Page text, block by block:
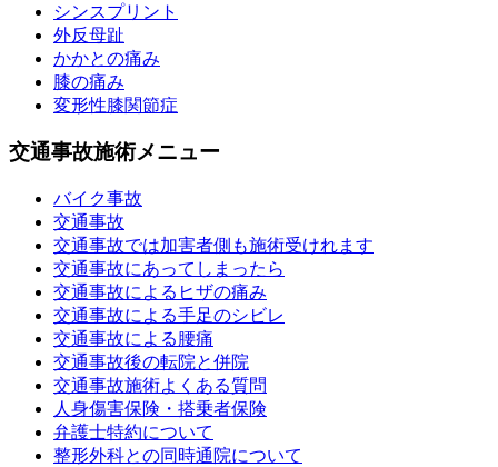
シンスプリント
外反母趾
かかとの痛み
膝の痛み
変形性膝関節症
交通事故施術メニュー
バイク事故
交通事故
交通事故では加害者側も施術受けれます
交通事故にあってしまったら
交通事故によるヒザの痛み
交通事故による手足のシビレ
交通事故による腰痛
交通事故後の転院と併院
交通事故施術よくある質問
人身傷害保険・搭乗者保険
弁護士特約について
整形外科との同時通院について